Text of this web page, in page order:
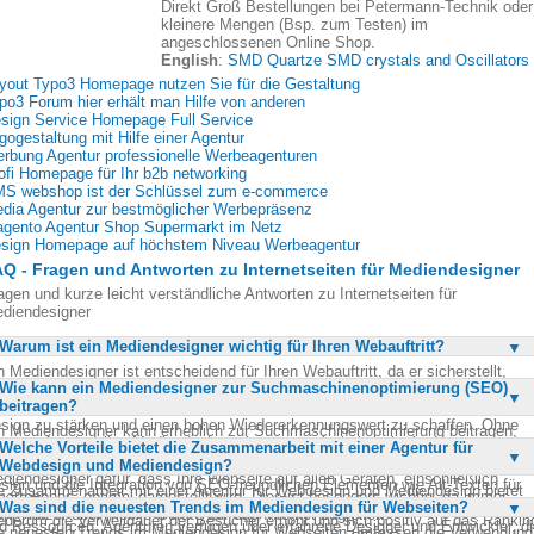
Direkt Groß Bestellungen bei Petermann-Technik oder
kleinere Mengen (Bsp. zum Testen) im
angeschlossenen Online Shop.
English: SMD Quartze SMD crystals and Oscillators
Typo3 Homepage nutzen Sie für die Gestaltung
Forum hier erhält man Hilfe von anderen
Service Homepage Full Service
mit Hilfe einer Agentur
Agentur professionelle Werbeagenturen
Homepage für Ihr b2b networking
webshop ist der Schlüssel zum e-commerce
Agentur zur bestmöglicher Werbepräsenz
Agentur Shop Supermarkt im Netz
Homepage auf höchstem Niveau Werbeagentur
- Fragen und Antworten zu Internetseiten für Mediendesigner
und kurze leicht verständliche Antworten zu Internetseiten für
Warum ist ein Mediendesigner wichtig für Ihren Webauftritt?
Mediendesigner ist entscheidend für Ihren Webauftritt, da er sicherstellt,
Ihre Webseite nicht nur ästhetisch ansprechend, sondern auch funktional
benutzerfreundlich ist. Er hilft dabei, Ihre Marke durch ein konsistentes
zu stärken und einen hohen Wiedererkennungswert zu schaffen. Ohne
professionellen Mediendesigner kann es schwierig sein, im Internet
zu werden und sich von der Konkurrenz abzuheben. Zudem sorgt ein
dafür, dass Ihre Webseite auf allen Geräten, einschließlich
optimal dargestellt wird. Dies ist besonders wichtig, da immer
Nutzer über mobile Geräte auf das Internet zugreifen.
Wie kann ein Mediendesigner zur Suchmaschinenoptimierung (SEO)
beitragen?
Mediendesigner kann erheblich zur Suchmaschinenoptimierung beitragen,
er sicherstellt, dass Ihre Webseite suchmaschinenfreundlich gestaltet ist.
umfasst die Optimierung von Ladezeiten, die Verwendung von
und die Integration von SEO-freundlichen Elementen wie Alt-Texten für
Ein gut gestaltetes Layout kann die Benutzererfahrung verbessern, was
die Verweildauer der Besucher erhöht und sich positiv auf das
Welche Vorteile bietet die Zusammenarbeit mit einer Agentur für
Webdesign und Mediendesign?
Zusammenarbeit mit einer Agentur für Webdesign und Mediendesign bietet
Vorteile, darunter Zugang zu einem breiten Spektrum an Fachwissen
Ressourcen. Agenturen verfügen über erfahrene Designer und Entwickler,
Was sind die neuesten Trends im Mediendesign für Webseiten?